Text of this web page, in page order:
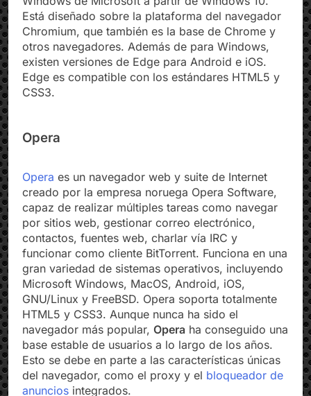
Windows de Microsoft a partir de Windows 10.
Está diseñado sobre la plataforma del navegador
Chromium, que también es la base de Chrome y
otros navegadores. Además de para Windows,
existen versiones de Edge para Android e iOS.
Edge es compatible con los estándares HTML5 y
Opera
Operaes un navegador web y suite de Internet
creado por la empresa noruega Opera Software,
capaz de realizar múltiples tareas como navegar
por sitios web, gestionar correo electrónico,
contactos, fuentes web, charlar vía IRC y
funcionar como cliente BitTorrent. Funciona en una
gran variedad de sistemas operativos, incluyendo
Microsoft Windows, MacOS, Android, iOS,
GNU/Linux y FreeBSD. Opera soporta totalmente
HTML5 y CSS3. Aunque nunca ha sido el
navegador más popular, Operaha conseguido una
base estable de usuarios a lo largo de los años.
Esto se debe en parte a las características únicas
del navegador, como el proxy y el